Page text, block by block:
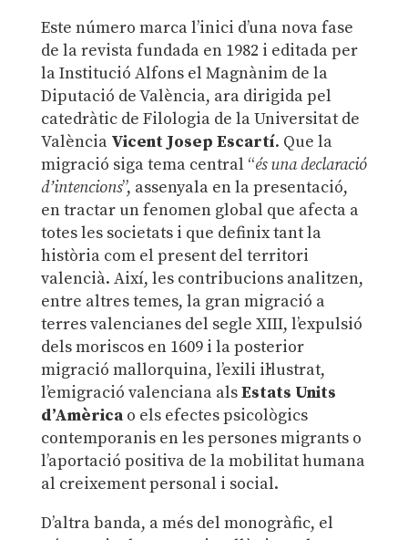
Este número marca l’inici d’una nova fase
de la revista fundada en 1982 i editada per
la Institució Alfons el Magnànim de la
Diputació de València, ara dirigida pel
catedràtic de Filologia de la Universitat de
València Vicent Josep Escartí. Que la
migració siga tema central “és una declaració
d’intencions”, assenyala en la presentació,
en tractar un fenomen global que afecta a
totes les societats i que definix tant la
història com el present del territori
valencià. Així, les contribucions analitzen,
entre altres temes, la gran migració a
terres valencianes del segle XIII, l’expulsió
dels moriscos en 1609 i la posterior
migració mallorquina, l’exili il·lustrat,
l’emigració valenciana alsEstats Units
d’Amèricao els efectes psicològics
contemporanis en les persones migrants o
l’aportació positiva de la mobilitat humana
al creixement personal i social.
D’altra banda, a més del monogràfic, el